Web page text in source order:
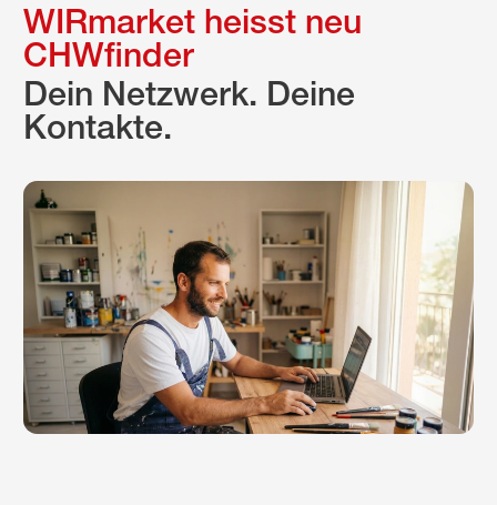
WIRmarket heisst neu
CHWfinder
Dein Netzwerk. Deine
Kontakte.